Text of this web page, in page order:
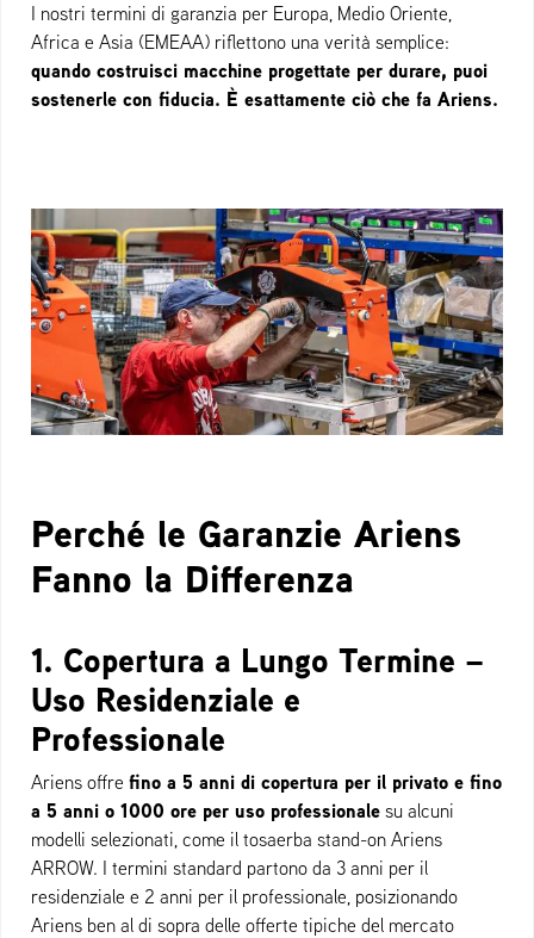
I nostri termini di garanzia per Europa, Medio Oriente,
Africa e Asia (EMEAA) riflettono una verità semplice:
quando costruisci macchine progettate per durare, puoi
sostenerle con fiducia. È esattamente ciò che fa Ariens.
Perché le Garanzie Ariens
Fanno la Differenza
1. Copertura a Lungo Termine –
Uso Residenziale e
Professionale
Ariens offre fino a 5 anni di copertura per il privato e fino
a 5 anni o 1000 ore per uso professionale su alcuni
modelli selezionati, come il tosaerba stand-on Ariens
ARROW. I termini standard partono da 3 anni per il
residenziale e 2 anni per il professionale, posizionando
Ariens ben al di sopra delle offerte tipiche del mercato